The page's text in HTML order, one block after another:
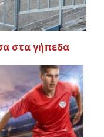
στα γήπεδα